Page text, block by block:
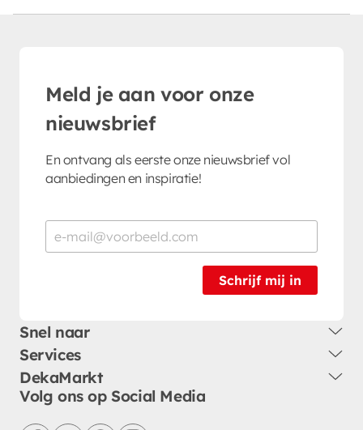
Meld je aan voor onze
nieuwsbrief
En ontvang als eerste onze nieuwsbrief vol
aanbiedingen en inspiratie!
Schrijf mij in
Snel naar
Services
DekaMarkt
Volg ons op Social Media